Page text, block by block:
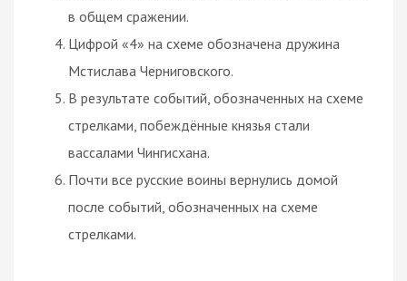
в общем сражении.
Цифрой «4» на схеме обозначена дружина
Мстислава Черниговского.
В результате событий, обозначенных на схеме
стрелками, побеждённые князья стали
вассалами Чингисхана.
Почти все русские воины вернулись домой
после событий, обозначенных на схеме
стрелками.